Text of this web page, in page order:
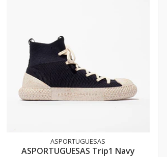
ASPORTUGUESAS
ASPORTUGUESAS Trip1 Navy